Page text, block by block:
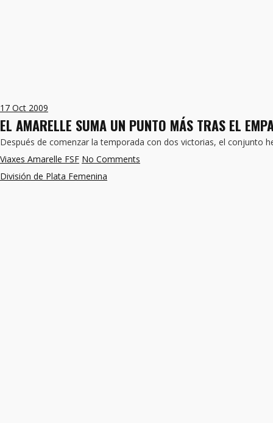
17 Oct 2009
EL AMARELLE SUMA UN PUNTO MÁS TRAS EL
Después de comenzar la temporada con dos victorias, el conjunto
Viaxes Amarelle FSF No Comments
División de Plata Femenina